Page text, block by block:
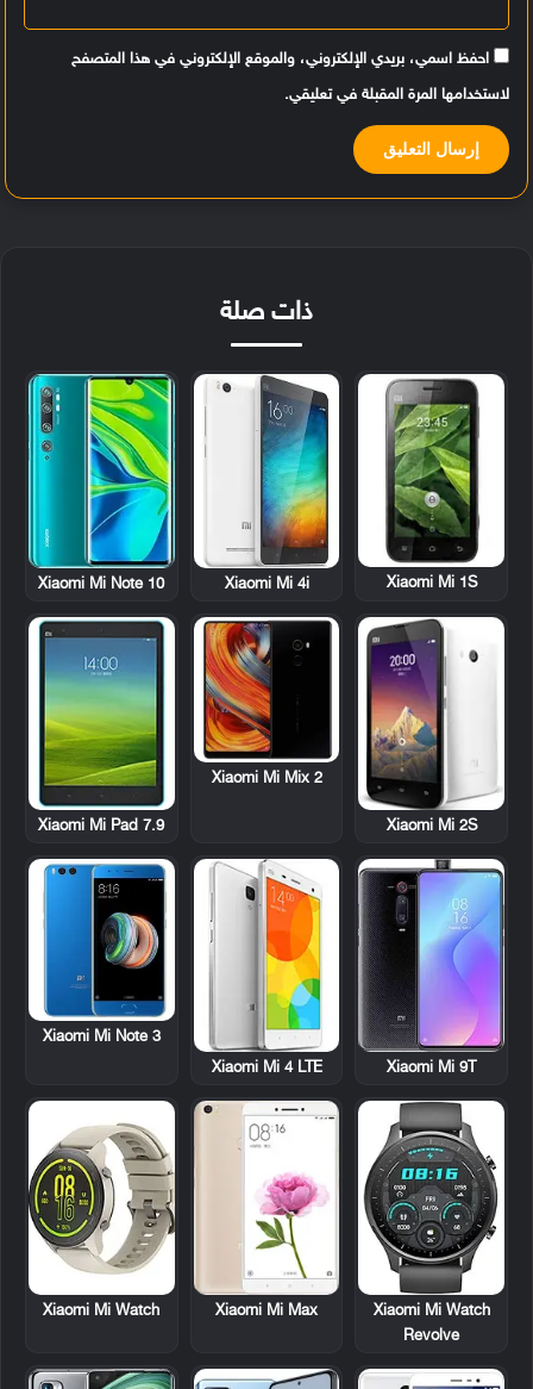
احفظ اسمي، بريدي الإلكتروني، والموقع الإلكتروني في هذا المتصفح
لاستخدامها المرة المقبلة في تعليقي.
ذات صلة
Xiaomi Mi 1S
Xiaomi Mi 4i
Xiaomi Mi Note 10
Xiaomi Mi 2S
Xiaomi Mi Mix 2
Xiaomi Mi Pad 7.9
Xiaomi Mi 9T
Xiaomi Mi 4 LTE
Xiaomi Mi Note 3
Xiaomi Mi Watch
Revolve
Xiaomi Mi Max
Xiaomi Mi Watch